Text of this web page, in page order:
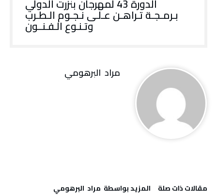
الدورة‭ ‬43‭ ‬لمهرجان‭ ‬بنزرت‭ ‬الدولي
‬وتـنـوع‭ ‬الـفـنــون
مراد‭ ‬ البرهومي
‫مقالات ذات صلة‬ ‫‫المزيد بواسطة‬ ‬ مراد‭ ‬ البرهومي